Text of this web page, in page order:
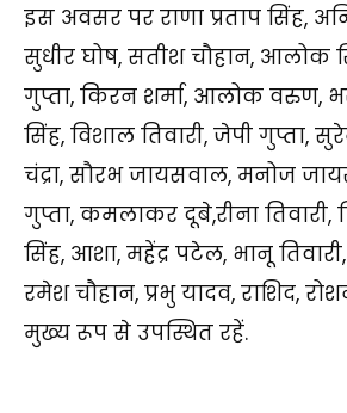
इस अवसर पर राणा प्रताप सिंह,
सुधीर घोष, सतीश चौहान, आलोक
गुप्ता, किरन शर्मा, आलोक वरुण,
सिंह, विशाल तिवारी, जेपी गुप्ता,
चंद्रा, सौरभ जायसवाल, मनोज
गुप्ता, कमलाकर दूबे,रीना तिवारी,
सिंह, आशा, महेंद्र पटेल, भानू
रमेश चौहान, प्रभु यादव, राशिद,
मुख्य रूप से उपस्थित रहें.